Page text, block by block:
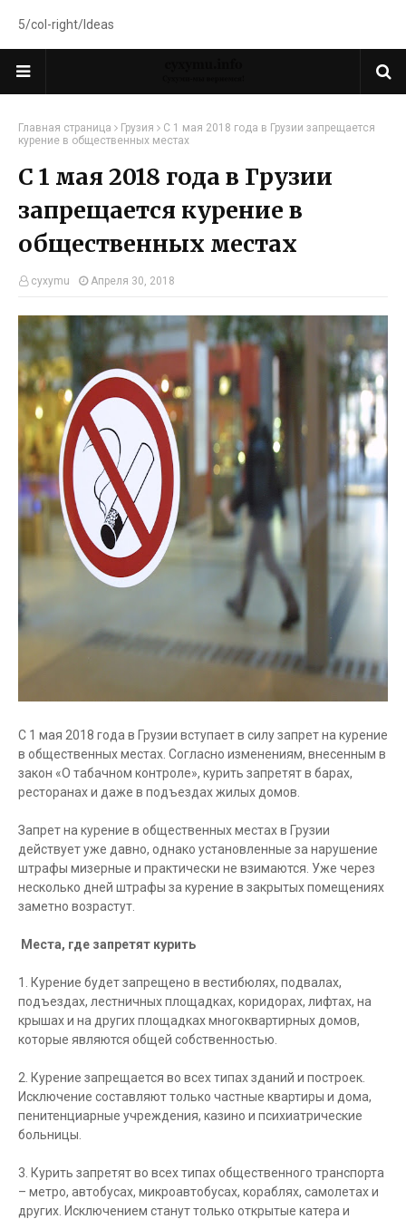
5/col-right/Ideas
Главная страница Грузия
С 1 мая 2018 года в Грузии запрещается
курение в общественных местах
С 1 мая 2018 года в Грузии
запрещается курение в
общественных местах
cyxymu Апреля 30, 2018
С 1 мая 2018 года в Грузии вступает в силу запрет на курение
в общественных местах. Согласно изменениям, внесенным в
закон «О табачном контроле», курить запретят в барах,
ресторанах и даже в подъездах жилых домов.
Запрет на курение в общественных местах в Грузии
действует уже давно, однако установленные за нарушение
штрафы мизерные и практически не взимаются. Уже через
несколько дней штрафы за курение в закрытых помещениях
заметно возрастут.
Места, где запретят курить
1. Курение будет запрещено в вестибюлях, подвалах,
подъездах, лестничных площадках, коридорах, лифтах, на
крышах и на других площадках многоквартирных домов,
которые являются общей собственностью.
2. Курение запрещается во всех типах зданий и построек.
Исключение составляют только частные квартиры и дома,
пенитенциарные учреждения, казино и психиатрические
больницы.
3. Курить запретят во всех типах общественного транспорта
– метро, автобусах, микроавтобусах, кораблях, самолетах и
других. Исключением станут только открытые катера и